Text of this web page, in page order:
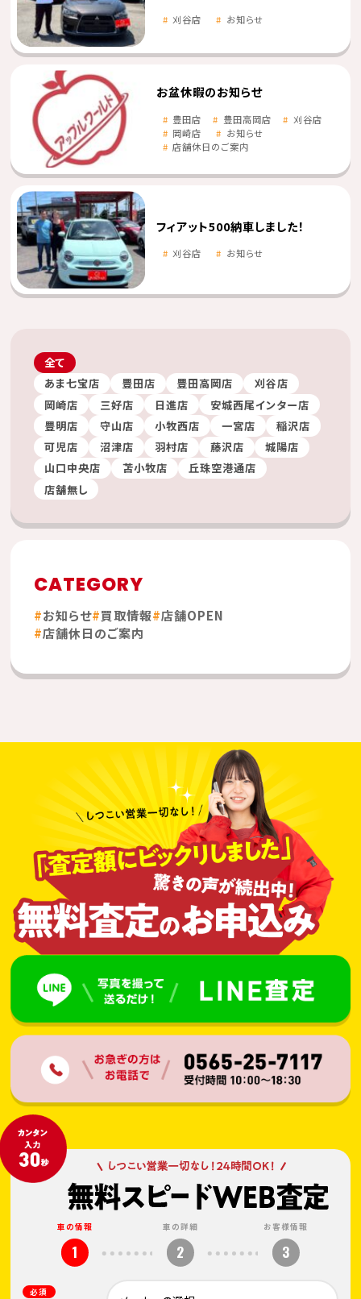
刈谷店 お知らせ
お盆休暇のお知らせ
豊田店 豊田高岡店
刈谷店
岡崎店
お知らせ
店舗休日のご案内
フィアット500納車しました！
刈谷店 お知らせ
全て
あま七宝店
豊田店 豊田高岡店
刈谷店
岡崎店
三好店 日進店
安城西尾インター店
豊明店
守山店 小牧西店 一宮店
稲沢店
可児店
沼津店 羽村店 藤沢店
城陽店
山口中央店
苫小牧店
丘珠空港通店
店舗無し
CATEGORY
お知らせ 買取情報 店舗OPEN
店舗休日のご案内
車の情報
1
車の詳細
2
お客様情報
3
必須